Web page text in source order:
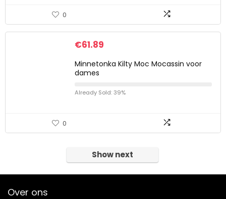
0
€61.89
Minnetonka Kilty Moc Mocassin voor
dames
Already Sold: 39%
0
Show next
Over ons